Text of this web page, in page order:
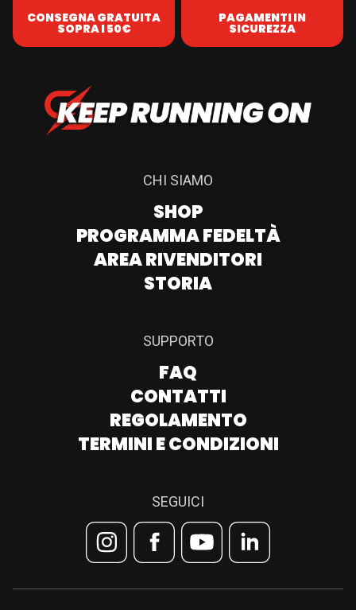
CONSEGNA GRATUITA
SOPRA I 50€
PAGAMENTI IN
SICUREZZA
CHI SIAMO
SHOP
PROGRAMMA FEDELTÀ
AREA RIVENDITORI
STORIA
SEGUICI
SUPPORTO
FAQ
CONTATTI
REGOLAMENTO
TERMINI E CONDIZIONI